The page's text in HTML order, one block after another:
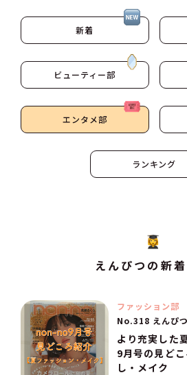
新着
ビューティー部
エンタメ部
ランキング
えんぴつの新
ファッション部
No.318 えんぴつ
より充実した
9月号の見ど
し・メイク